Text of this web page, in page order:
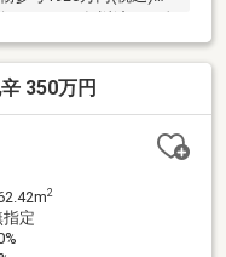
％、40年返済、頭金
谷地中部小：徒歩10分
育館前店：徒歩10分ダ
：徒歩10分河北町役
15分薬王堂 河北東
023-631-5379「スー
350万円
2
定